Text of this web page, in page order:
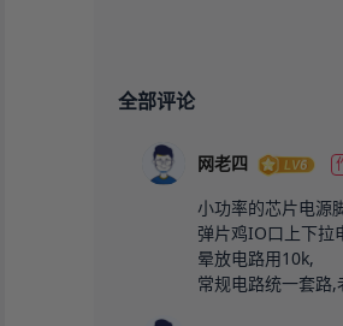
全部评论
网老四
小功率的芯片电源
弹片鸡IO口上下拉
晕放电路用10k,
常规电路统一套路